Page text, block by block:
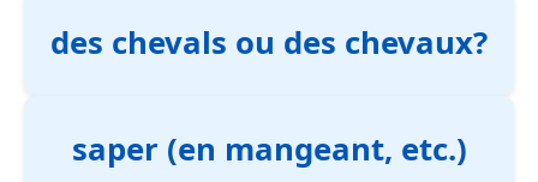
des chevals ou des chevaux?
saper (en mangeant, etc.)